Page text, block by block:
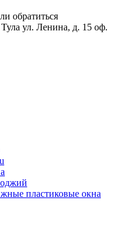
обратиться
ул. Ленина, д. 15 оф.
пластиковые окна